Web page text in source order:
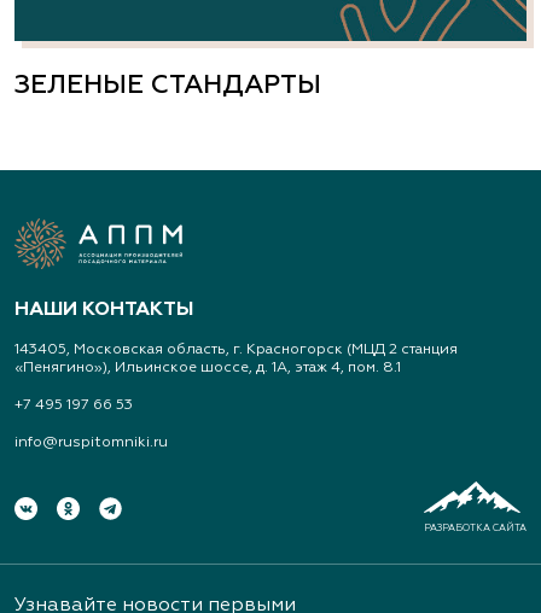
ЗЕЛЕНЫЕ СТАНДАРТЫ
НАШИ КОНТАКТЫ
143405, Московская область, г. Красногорск (МЦД 2 станция
«Пенягино»), Ильинское шоссе, д. 1А, этаж 4, пом. 8.1
+7 495 197 66 53
info@ruspitomniki.ru
РАЗРАБОТКА САЙТА
Узнавайте новости первыми